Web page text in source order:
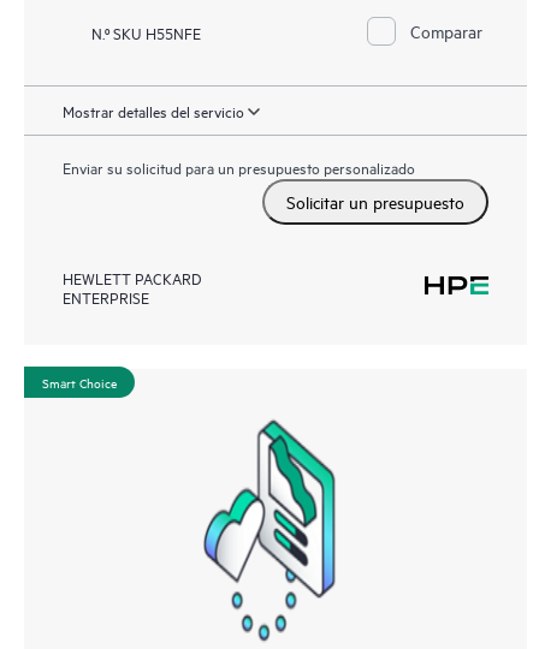
N.º SKU H55NFE Comparar
Mostrar detalles del servicio
Enviar su solicitud para un presupuesto personalizado
Solicitar un presupuesto
HEWLETT PACKARD
ENTERPRISE
Smart Choice